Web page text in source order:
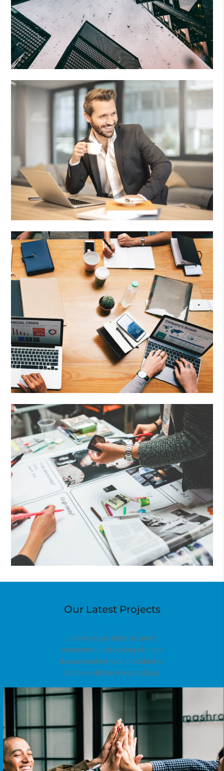
Our Latest Projects
Lorem ipsum dolor sit amet,
consectetur adipiscing elit, sed
do eiusmod tempor incididunt ut
labore et dolore magna aliqua.